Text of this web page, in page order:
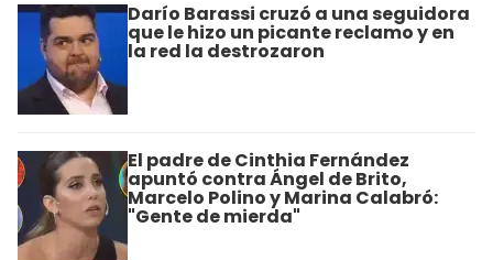
Darío Barassi cruzó a una seguidora
que le hizo un picante reclamo y en
la red la destrozaron
El padre de Cinthia Fernández
apuntó contra Ángel de Brito,
Marcelo Polino y Marina Calabró:
"Gente de mierda"